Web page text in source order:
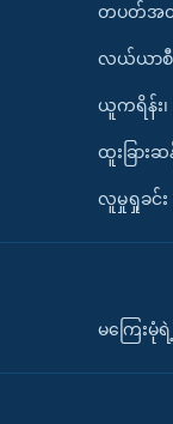
တပတ်အတွ
လယ်ယာစီး
ယူကရိန်း၊
ထူးခြားဆ
လူမှုရှုခင်း
မကြေးမုံ